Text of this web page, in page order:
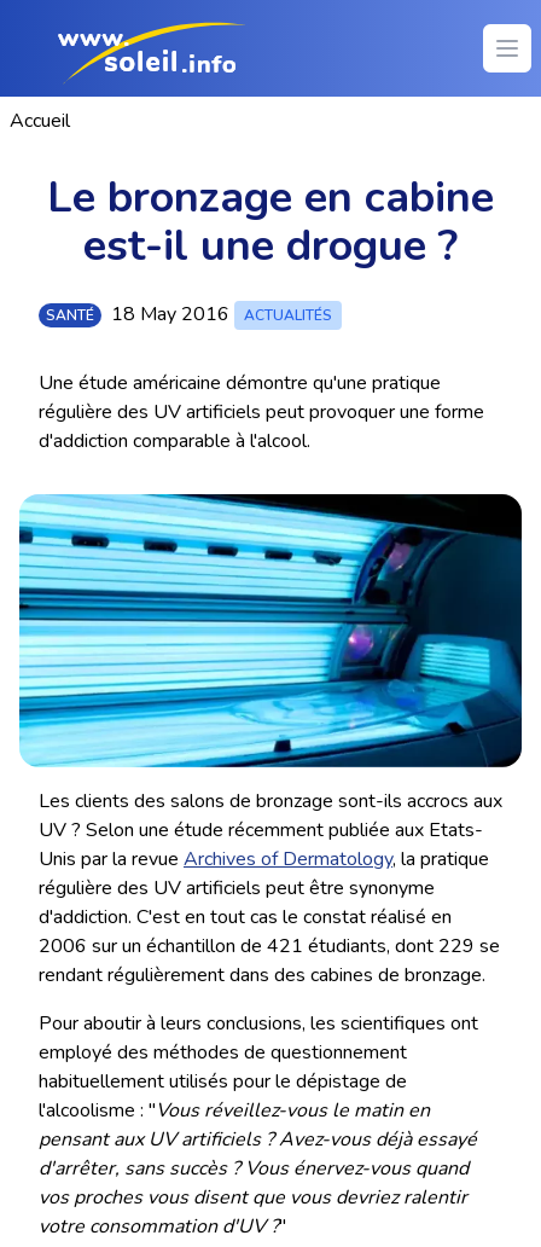
Accueil
Le bronzage en cabine
est-il une drogue ?
SANTÉ 18 May 2016 ACTUALITÉS
Une étude américaine démontre qu'une pratique
régulière des UV artificiels peut provoquer une forme
d'addiction comparable à l'alcool.
Les clients des salons de bronzage sont-ils accrocs aux
UV ? Selon une étude récemment publiée aux Etats-
Unis par la revue Archives of Dermatology, la pratique
régulière des UV artificiels peut être synonyme
d'addiction. C'est en tout cas le constat réalisé en
2006 sur un échantillon de 421 étudiants, dont 229 se
rendant régulièrement dans des cabines de bronzage.
Pour aboutir à leurs conclusions, les scientifiques ont
employé des méthodes de questionnement
habituellement utilisés pour le dépistage de
l'alcoolisme : "Vous réveillez-vous le matin en
pensant aux UV artificiels ? Avez-vous déjà essayé
d'arrêter, sans succès ? Vous énervez-vous quand
vos proches vous disent que vous devriez ralentir
votre consommation d'UV ?"